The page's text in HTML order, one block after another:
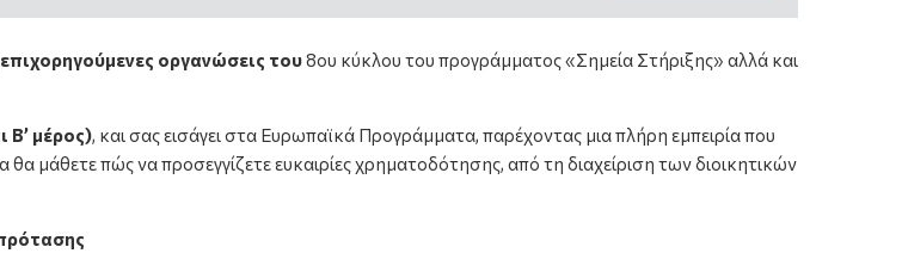
οργανώσεις του8ου κύκλου του προγράμματος «Σημεία Στήριξης» αλλά και
Β’ μέρος), και σας εισάγει στα Ευρωπαϊκά Προγράμματα, παρέχοντας μια πλήρη εμπειρία που
μάθετε πώς να προσεγγίζετε ευκαιρίες χρηματοδότησης, από τη διαχείριση των διοικητικών